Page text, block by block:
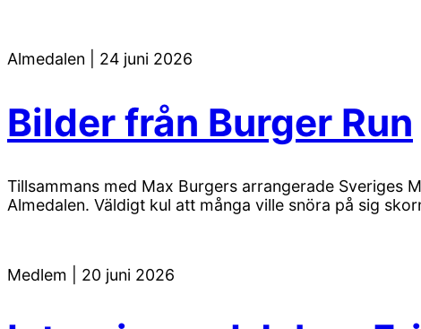
Almedalen 24 juni 2026
Bilder från Burger Run
Tillsammans med Max Burgers arrangerade Sveriges
Almedalen. Väldigt kul att många ville snöra på sig
Medlem 20 juni 2026